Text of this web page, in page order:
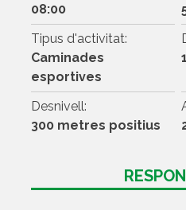
08:00
Tipus d'activitat:
Caminades
esportives
Desnivell:
300 metres positius